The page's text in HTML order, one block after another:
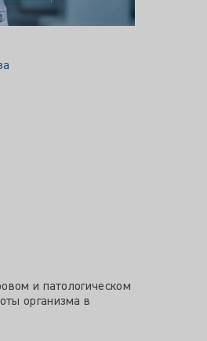
и патологическом
организма в